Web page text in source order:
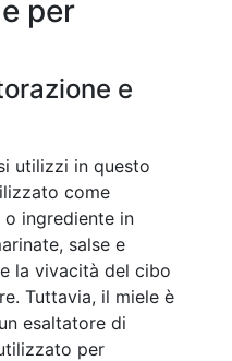
per
e
utilizzi in questo
come
ingrediente in
salse e
la vivacità del cibo
Tuttavia, il miele è
esaltatore di
per